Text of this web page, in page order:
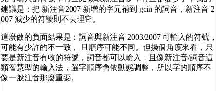
建議是：把 新注音2007 新增的字元補到 gcin 的詞音，新注音 2
007 減少的符號則不去理它。
這麼做的負面結果是：詞音與新注音 2003/2007 可輸入的符號，
可能有少許的不一致， 且順序可能不同。但換個角度來看，只
要是新注音有收的符號，詞音都可以輸入，且像新注音/詞音這
類智慧型的輸入法，選字順序會依動態調整，所以字的順序不
像一般注音那麼重要。